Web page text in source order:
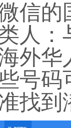
信的
人
外华
号码
找到